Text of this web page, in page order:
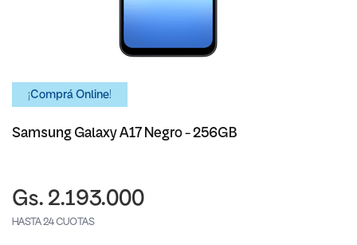
¡Comprá Online!
Samsung Galaxy A17 Negro - 256GB
Gs. 2.193.000
HASTA 24 CUOTAS